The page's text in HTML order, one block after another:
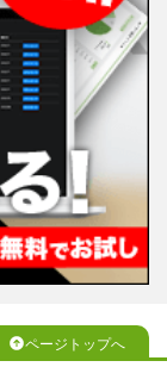
ページトップへ